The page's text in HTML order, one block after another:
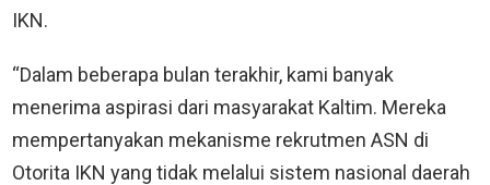
IKN.
“Dalam beberapa bulan terakhir, kami banyak
menerima aspirasi dari masyarakat Kaltim. Mereka
mempertanyakan mekanisme rekrutmen ASN di
Otorita IKN yang tidak melalui sistem nasional daerah